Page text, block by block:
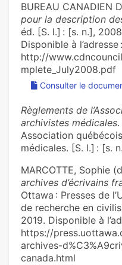
BUREAU CANADIEN
pour la description
éd. [S. l.] : [s. n.],
Disponible à l’adresse :
http://
mplete_July2008.pdf
Consulter le
Règlements de
archivistes médicales
Association
médicales. [S. l.] : [s.
MARCOTTE, Sophie
archives d’écrivains
Ottawa : Presses de
de recherche en
2019. Disponible à
https://
archives-
canada.html